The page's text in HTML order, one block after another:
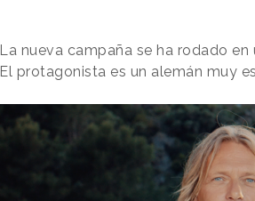
La nueva campaña se ha rodado
El protagonista es un alemán muy